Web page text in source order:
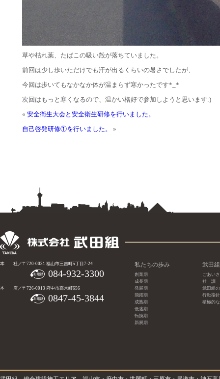
草や枯れ葉、たばこの吸い殻が落ちていました。
前回は少し歩いただけでも汗が出るくらいの暑さでしたが、
今回は歩いてもなかなか体が温まらず寒かったです*_*
次回はもっと寒くなるので、温かい格好で参加しようと思います:)
«安全衛生大会と安全衛生研修を行いました。
自己啓発研修①を行いました。
»
本 社／〒720-0031 福山市三吉町5丁目7-24
084-932-3300
本 店／〒726-0013 府中市高木町656
0847-45-3844
私たちの歩み
創業期
成長期
発展期
飛躍期
成熟期
低迷期
転換期
新展期
武田
ごあい
社 訓
武田組
行動指針
積極的